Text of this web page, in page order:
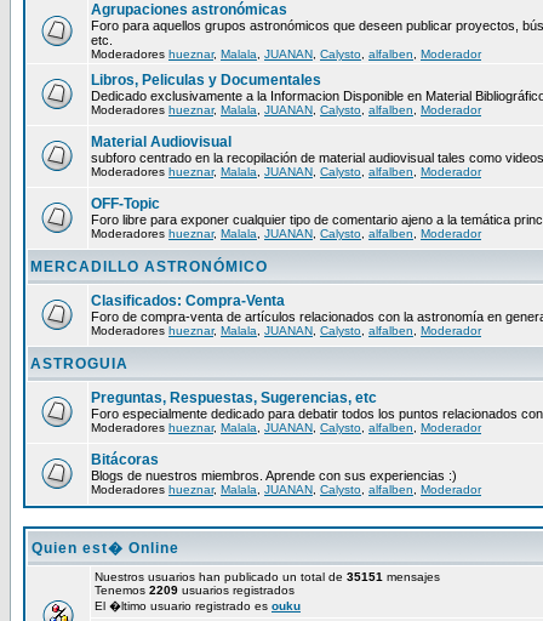
Agrupaciones astronómicas
Foro para aquellos grupos astronómicos que deseen publicar proyectos,
etc.
Moderadores hueznar, Malala JUANAN Calysto alfalben Moderador
Libros, Peliculas y Documentales
Dedicado exclusivamente a la Informacion Disponible en Material
Moderadores hueznar, Malala JUANAN Calysto alfalben Moderador
Material Audiovisual
subforo centrado en la recopilación de material audiovisual tales como
Moderadores hueznar, Malala JUANAN Calysto alfalben Moderador
OFF-Topic
Foro libre para exponer cualquier tipo de comentario ajeno a la temática
Moderadores hueznar, Malala JUANAN Calysto alfalben Moderador
MERCADILLO ASTRONÓMICO
Clasificados: Compra-Venta
Foro de compra-venta de artículos relacionados con la astronomía en
Moderadores hueznar, Malala JUANAN Calysto alfalben Moderador
ASTROGUIA
Preguntas, Respuestas, Sugerencias, etc
Foro especialmente dedicado para debatir todos los puntos relacionados
Moderadores hueznar, Malala JUANAN Calysto alfalben Moderador
Bitácoras
Blogs de nuestros miembros. Aprende con sus experiencias :)
Moderadores hueznar, Malala JUANAN Calysto alfalben Moderador
Quien est� Online
Nuestros usuarios han publicado un total de 35151 mensajes
Tenemos 2209 usuarios registrados
El �ltimo usuario registrado es ouku